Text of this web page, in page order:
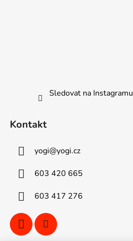
Sledovat na Instagramu
Kontakt
yogi@yogi.cz
603 420 665
603 417 276